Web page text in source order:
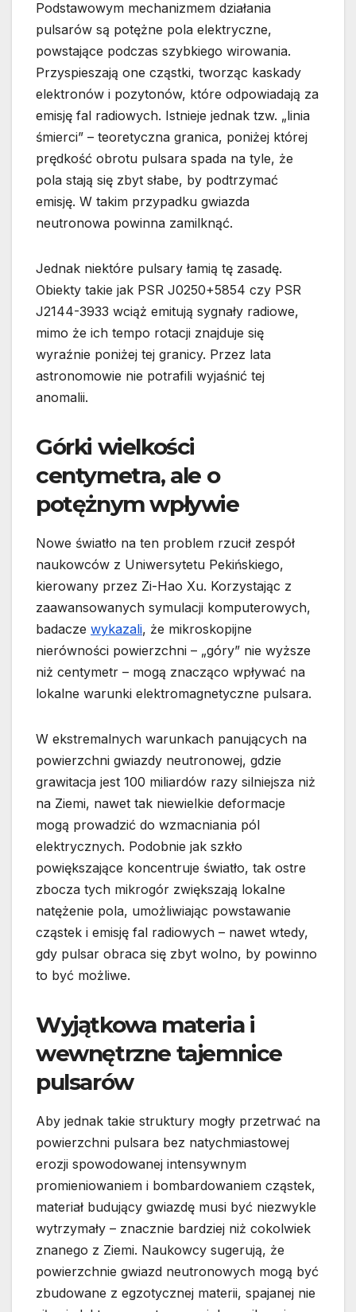
Podstawowym mechanizmem działania
pulsarów są potężne pola elektryczne,
powstające podczas szybkiego wirowania.
Przyspieszają one cząstki, tworząc kaskady
elektronów i pozytonów, które odpowiadają za
emisję fal radiowych. Istnieje jednak tzw. „linia
śmierci” – teoretyczna granica, poniżej której
prędkość obrotu pulsara spada na tyle, że
pola stają się zbyt słabe, by podtrzymać
emisję. W takim przypadku gwiazda
neutronowa powinna zamilknąć.
Jednak niektóre pulsary łamią tę zasadę.
Obiekty takie jak PSR J0250+5854 czy PSR
J2144-3933 wciąż emitują sygnały radiowe,
mimo że ich tempo rotacji znajduje się
wyraźnie poniżej tej granicy. Przez lata
astronomowie nie potrafili wyjaśnić tej
anomalii.
Górki wielkości
centymetra, ale o
potężnym wpływie
Nowe światło na ten problem rzucił zespół
naukowców z Uniwersytetu Pekińskiego,
kierowany przez Zi-Hao Xu. Korzystając z
zaawansowanych symulacji komputerowych,
badacze wykazali, że mikroskopijne
nierówności powierzchni – „góry” nie wyższe
niż centymetr – mogą znacząco wpływać na
lokalne warunki elektromagnetyczne pulsara.
W ekstremalnych warunkach panujących na
powierzchni gwiazdy neutronowej, gdzie
grawitacja jest 100 miliardów razy silniejsza niż
na Ziemi, nawet tak niewielkie deformacje
mogą prowadzić do wzmacniania pól
elektrycznych. Podobnie jak szkło
powiększające koncentruje światło, tak ostre
zbocza tych mikrogór zwiększają lokalne
natężenie pola, umożliwiając powstawanie
cząstek i emisję fal radiowych – nawet wtedy,
gdy pulsar obraca się zbyt wolno, by powinno
to być możliwe.
Wyjątkowa materia i
wewnętrzne tajemnice
pulsarów
Aby jednak takie struktury mogły przetrwać na
powierzchni pulsara bez natychmiastowej
erozji spowodowanej intensywnym
promieniowaniem i bombardowaniem cząstek,
materiał budujący gwiazdę musi być niezwykle
wytrzymały – znacznie bardziej niż cokolwiek
znanego z Ziemi. Naukowcy sugerują, że
powierzchnie gwiazd neutronowych mogą być
zbudowane z egzotycznej materii, spajanej nie